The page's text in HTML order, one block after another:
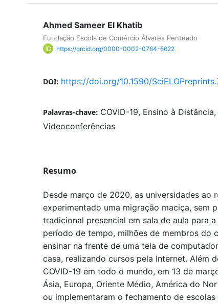
Ahmed Sameer El Khatib
Fundação Escola de Comércio Álvares Penteado
https://orcid.org/0000-0002-0764-8622
DOI: https://doi.org/10.1590/
Palavras-chave: COVID-19, Ensino à
Videoconferências
Resumo
Desde março de 2020, as universidades ao
experimentado uma migração maciça, sem
tradicional presencial em sala de aula para
período de tempo, milhões de membros do
ensinar na frente de uma tela de
casa, realizando cursos pela Internet. Além
COVID-19 em todo o mundo, em 13 de
Ásia, Europa, Oriente Médio, América do
ou implementaram o fechamento de